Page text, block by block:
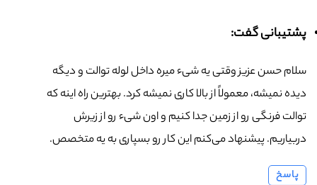
پشتیبانی گفت:
سلام حسن عزیز وقتی یه شیء میره داخل لوله توالت و دیگه
دیده نمیشه، معمولاً از بالا کاری نمیشه کرد. بهترین راه اینه که
توالت فرنگی رو از زمین جدا کنیم و اون شیء رو از زیرش
دربیاریم. پیشنهاد می‌کنم این کار رو بسپاری به یه متخصص.
پاسخ